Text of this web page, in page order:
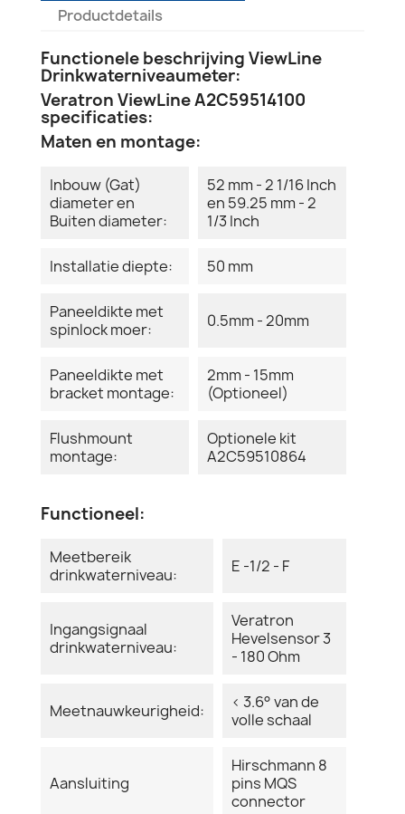
Productdetails
Functionele beschrijving ViewLine
Drinkwaterniveaumeter:
Veratron ViewLine A2C59514100
specificaties:
Maten en montage:
Inbouw (Gat)
diameter en
Buiten diameter:
52 mm - 2 1/16 Inch
en 59.25 mm - 2
1/3 Inch
Installatie diepte: 50 mm
Paneeldikte met
spinlock moer:
0.5mm - 20mm
Paneeldikte met
bracket montage:
2mm - 15mm
(Optioneel)
Flushmount
montage:
Optionele kit
A2C59510864
Functioneel:
Meetbereik
drinkwaterniveau:
E -1/2 - F
Ingangsignaal
drinkwaterniveau:
Veratron
Hevelsensor 3
- 180 Ohm
Meetnauwkeurigheid:
< 3.6° van de
volle schaal
Aansluiting
Hirschmann 8
pins MQS
connector